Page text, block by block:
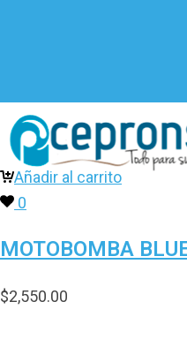
Añadir al carrito
0
MOTOBOMBA
$2,550.00